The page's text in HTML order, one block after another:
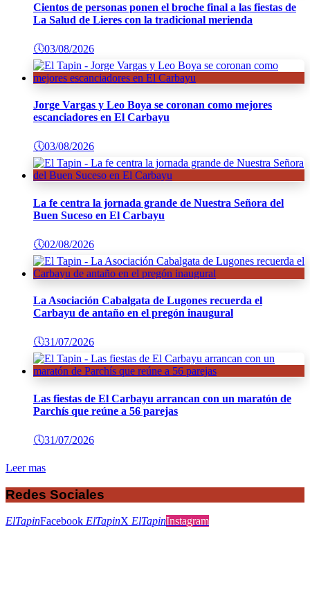
Cientos de personas ponen el broche final a las fiestas de
La Salud de Lieres con la tradicional merienda
🕔03/08/2026
Jorge Vargas y Leo Boya se coronan como mejores
escanciadores en El Carbayu
🕔03/08/2026
La fe centra la jornada grande de Nuestra Señora del
Buen Suceso en El Carbayu
🕔02/08/2026
La Asociación Cabalgata de Lugones recuerda el
Carbayu de antaño en el pregón inaugural
🕔31/07/2026
Las fiestas de El Carbayu arrancan con un maratón de
Parchís que reúne a 56 parejas
🕔31/07/2026
Leer mas
Redes Sociales
ElTapinFacebook ElTapinX ElTapinInstagram